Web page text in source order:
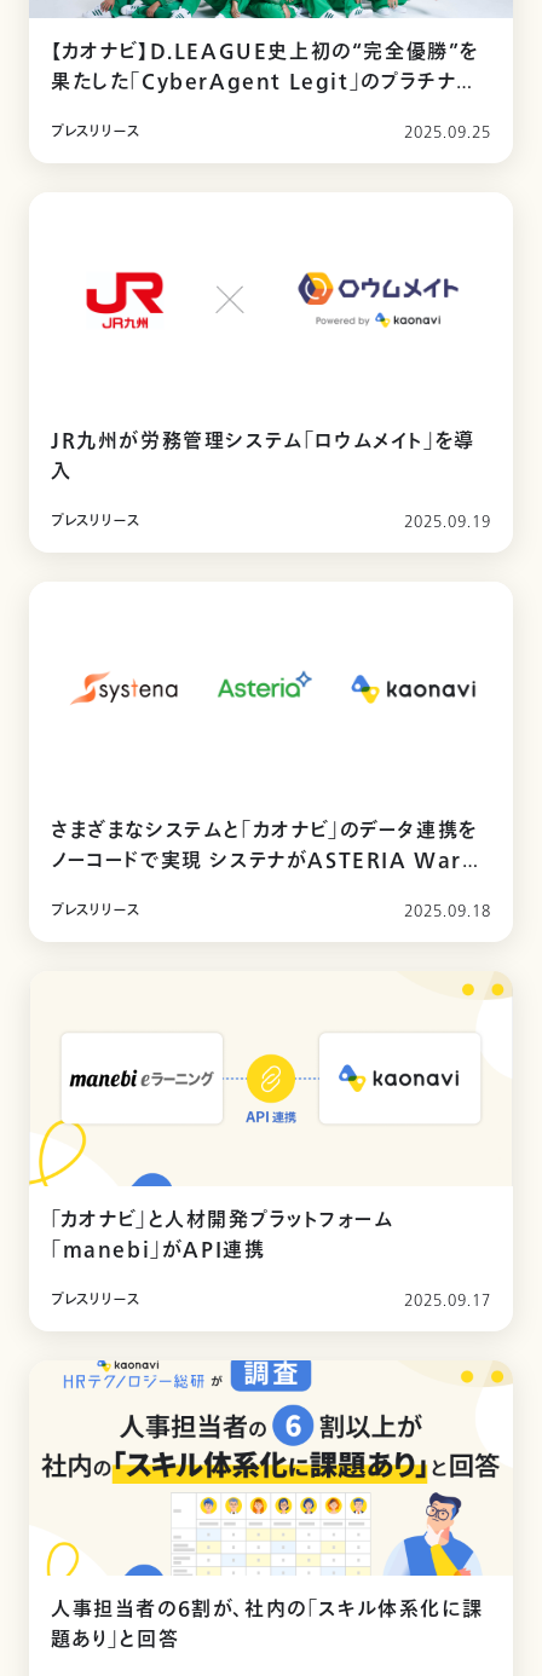
【カオナビ】D.LEAGUE史上初の“完全優勝”を
果たした「CyberAgent Legit」のプラチナス
プレスリリース 2025.09.25
JR九州が労務管理システム「ロウムメイト」を導
入
プレスリリース 2025.09.19
さまざまなシステムと「カオナビ」のデータ連携を
ノーコードで実現 システナがASTERIA Warp
オナビ」を提供開始 ～人材情報の連携・可視化
の推進でタレントデータ活用をさらに加速～
プレスリリース 2025.09.18
「カオナビ」と人材開発プラットフォーム
「manebi」がAPI連携
プレスリリース 2025.09.17
人事担当者の6割が、社内の「スキル体系化に課
題あり」と回答